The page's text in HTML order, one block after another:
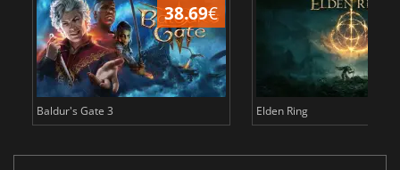
38.69€
Baldur's Gate 3 Elden Ring